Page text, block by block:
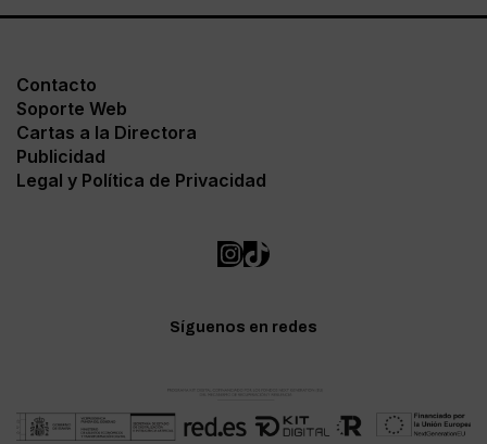
Contacto
Soporte Web
Cartas a la Directora
Publicidad
Legal y Política de Privacidad
Síguenos en redes